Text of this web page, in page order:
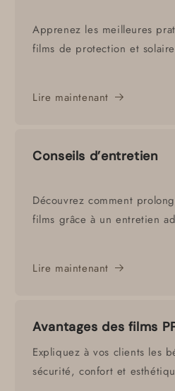
Apprenez les meilleures
films de protection et
Lire maintenant
Conseils d’entretien
Découvrez comment
films grâce à un entretien
Lire maintenant
Avantages des films
Expliquez à vos clients les
sécurité, confort et